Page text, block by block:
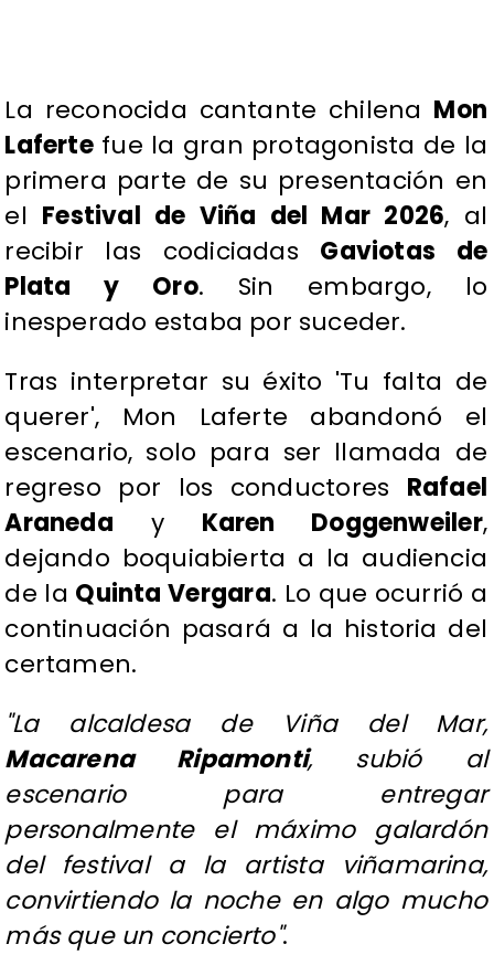
La reconocida cantante chilena Mon
Lafertefue la gran protagonista de la
primera parte de su presentación en
el Festival de Viña del Mar 2026, al
recibir las codiciadas Gaviotas de
Plata y Oro. Sin embargo, lo
inesperado estaba por suceder.
Tras interpretar su éxito 'Tu falta de
querer', Mon Laferte abandonó el
escenario, solo para ser llamada de
regreso por los conductores Rafael
Araneda y Karen Doggenweiler,
dejando boquiabierta a la audiencia
de la Quinta Vergara. Lo que ocurrió a
continuación pasará a la historia del
certamen.
"La alcaldesa de Viña del Mar,
Macarena Ripamonti, subió al
escenario para entregar
personalmente el máximo galardón
del festival a la artista viñamarina,
convirtiendo la noche en algo mucho
más que un concierto".